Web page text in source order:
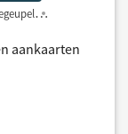
aankaarten